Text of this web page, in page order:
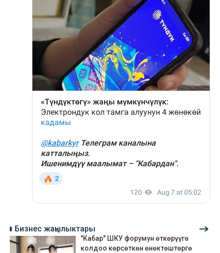
Бизнес жаңылыктары
"Кабар" ШКУ форумун өткөрүүгө
колдоо көрсөткөн өнөктөштөргө